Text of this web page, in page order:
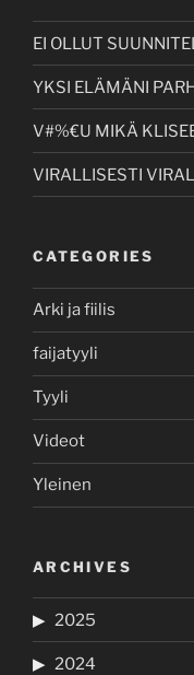
EI OLLUT
YKSI ELÄMÄNI
V#%€U MIKÄ
VIRALLISESTI
CATEGORIES
Arki ja fiilis
faijatyyli
Tyyli
Videot
Yleinen
ARCHIVES
2025
2024